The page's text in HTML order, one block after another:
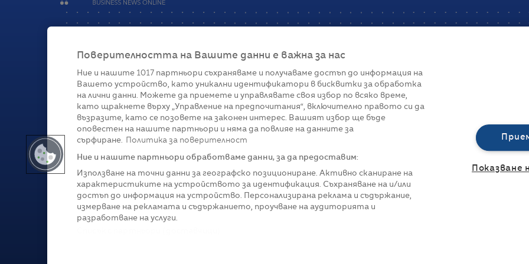
Категории
ГлобалноБизнесТехнологииСтратегииЖивот
Реклама
За нас
Политика за
Управление на
Поверителността на Вашите данни е важна за нас
Ние и нашите 1017 партньори съхраняваме и получаваме достъп до информация на
Вашето устройство, като уникални идентификатори в бисквитки за обработка
на лични данни. Можете да приемете и управлявате своя избор по всяко време,
като щракнете върху „Управление на предпочитания“, включително правото си да
възразите, като се позовете на законен интерес. Вашият избор ще бъде
оповестен на нашите партньори и няма да повлияе на данните за
сърфиране.
Политика за поверителност
Ние и нашите партньори обработваме данни, за да предоставим:
Използване на точни данни за географско позициониране. Активно сканиране на
характеристиките на устройството за идентификация. Съхраняване на и/или
достъп до информация на устройство. Персонализирана реклама и съдържание,
измерване на рекламата и съдържанието, проучване на аудиторията и
разработване на услуги.
Показване